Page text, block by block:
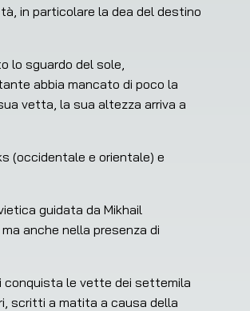
in particolare la dea del destino
lo sguardo del sole,
abbia mancato di poco la
vetta, la sua altezza arriva a
(occidentale e orientale) e
guidata da Mikhail
anche nella presenza di
conquista le vette dei settemila
scritti a matita a causa della